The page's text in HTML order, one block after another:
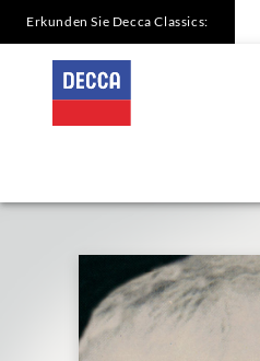
BARTÓK
Music
Strings
Erkunden Sie Decca Classics: